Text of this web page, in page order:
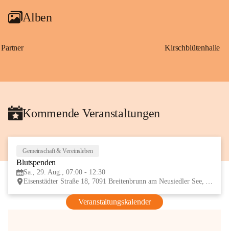
Alben
Partner Kirschblütenhalle
Kommende Veranstaltungen
Gemeinschaft & Vereinsleben
Blutspenden
Sa., 29. Aug., 07:00 - 12:30
Eisenstädter Straße 18, 7091 Breitenbrunn am Neusiedler See, AUT
Veranstaltungskalender